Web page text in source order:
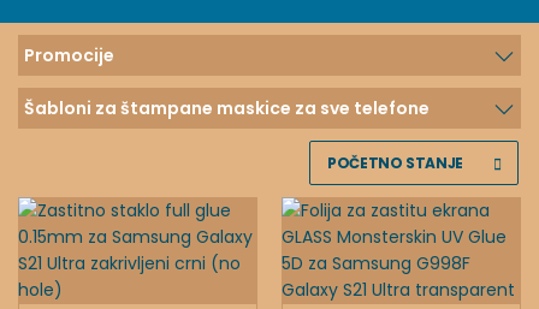
Promocije
Šabloni za štampane maskice za sve telefone